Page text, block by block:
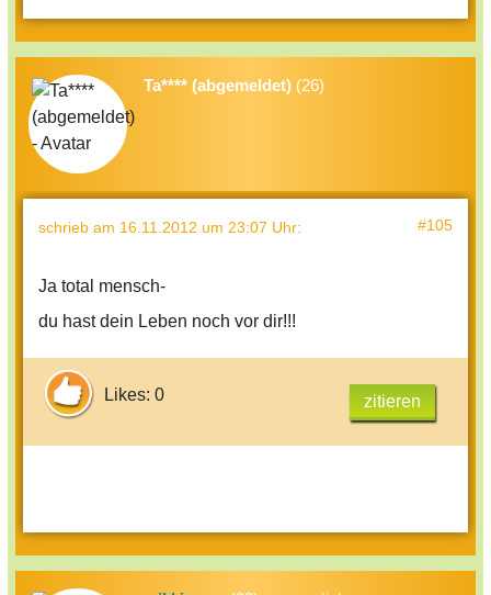
Ta**** (abgemeldet) (26)
schrieb am 16.11.2012 um 23:07 Uhr: #105
Ja total mensch-
du hast dein Leben noch vor dir!!!
Likes: 0 zitieren